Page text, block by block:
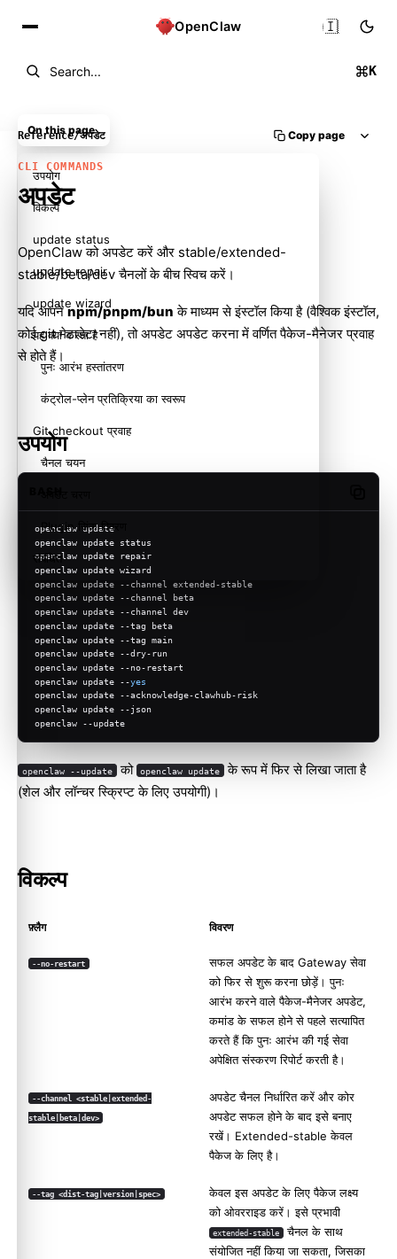
OpenClaw
Search... K
🇮🇳
Reference/अपडेट Copy page
CLI COMMANDS
अपडेट
OpenClaw को अपडेट करें और stable/extended-
stable/beta/dev चैनलों के बीच स्विच करें।
यदि आपनेnpm/pnpm/bun के माध्यम से इंस्टॉल किया है (वैश्विक इंस्टॉल,
कोई git मेटाडेटा नहीं), तो अपडेट अपडेट करनामें वर्णित पैकेज-मैनेजर प्रवाह
से होते हैं।
उपयोग
openclaw update
openclaw update status
openclaw update repair
openclaw update wizard
openclaw update --channel extended-stable
openclaw update --channel beta
openclaw update --channel dev
openclaw update --tag beta
openclaw update --tag main
openclaw update --dry-run
openclaw update --no-restart
openclaw update --yes
openclaw update --acknowledge-clawhub-risk
openclaw update --json
openclaw --update
openclaw --update को openclaw update
के रूप में फिर से लिखा जाता है
(शेल और लॉन्चर स्क्रिप्ट के लिए उपयोगी)।
विकल्प
फ़्लैग विवरण
--no-restart
सफल अपडेट के बाद Gateway सेवा
को फिर से शुरू करना छोड़ें। पुनः
आरंभ करने वाले पैकेज-मैनेजर अपडेट,
कमांड के सफल होने से पहले सत्यापित
करते हैं कि पुनः आरंभ की गई सेवा
अपेक्षित संस्करण रिपोर्ट करती है।
--channel <stable|extended-
stable|beta|dev>
अपडेट चैनल निर्धारित करें और कोर
अपडेट सफल होने के बाद इसे बनाए
रखें। Extended-stable केवल
पैकेज के लिए है।
--tag <dist-tag|version|spec>
केवल इस अपडेट के लिए पैकेज लक्ष्य
को ओवरराइड करें। इसे प्रभावी
extended-stable चैनल के साथ
संयोजित नहीं किया जा सकता, जिसका
On this page
उपयोग
विकल्प
update status
update repair
update wizard
यह क्या करता है
पुनः आरंभ हस्तांतरण
कंट्रोल-प्लेन प्रतिक्रिया का स्वरूप
Git checkout प्रवाह
चैनल चयन
Plugin सिंक विवरण
संबंधित